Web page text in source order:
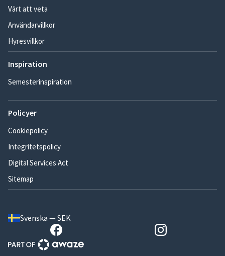
Värt att veta
Användarvillkor
Hyresvillkor
Inspiration
Semesterinspiration
Policyer
Cookiepolicy
Integritetspolicy
Digital Services Act
Sitemap
Svenska — SEK